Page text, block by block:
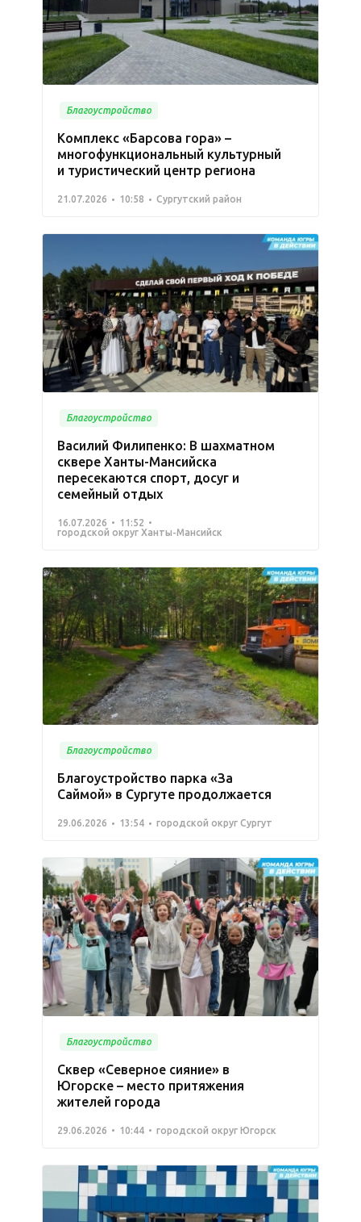
Благоустройство
Комплекс «Барсова гора» –
многофункциональный культурный
и туристический центр региона
21.07.2026 10:58 Сургутский район
Благоустройство
Василий Филипенко: В шахматном
сквере Ханты-Мансийска
пересекаются спорт, досуг и
семейный отдых
16.07.2026
11:52
городской округ Ханты-Мансийск
Благоустройство
Благоустройство парка «За
Саймой» в Сургуте продолжается
29.06.2026 13:54 городской округ Сургут
Благоустройство
Сквер «Северное сияние» в
Югорске – место притяжения
жителей города
29.06.2026 10:44 городской округ Югорск